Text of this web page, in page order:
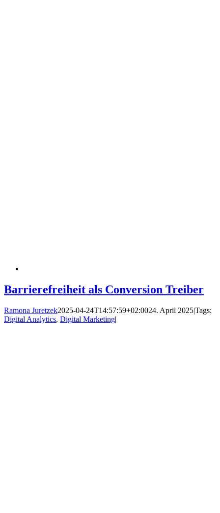
Barrierefreiheit als Conversion Treiber
Ramona Juretzek2025-04-24T14:57:59+02:0024. April 2025|Tags:
Digital Analytics, Digital Marketing|